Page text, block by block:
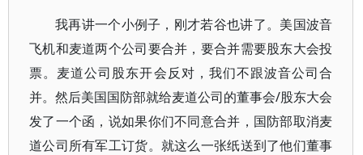
我再讲一个小例子，刚才若谷也讲了。美国波音
飞机和麦道两个公司要合并，要合并需要股东大会投
票。麦道公司股东开会反对，我们不跟波音公司合
并。然后美国国防部就给麦道公司的董事会/股东大会
发了一个函，说如果你们不同意合并，国防部取消麦
道公司所有军工订货。就这么一张纸送到了他们董事